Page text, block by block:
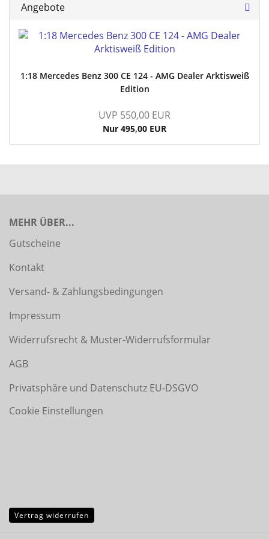
Angebote
1:18 Mercedes Benz 300 CE 124 - AMG Dealer Arktisweiß
Edition
UVP 550,00 EUR
Nur 495,00 EUR
MEHR ÜBER...
Gutscheine
Kontakt
Versand- & Zahlungsbedingungen
Impressum
Widerrufsrecht & Muster-Widerrufsformular
AGB
Privatsphäre und Datenschutz EU-DSGVO
Cookie Einstellungen
Vertrag widerrufen